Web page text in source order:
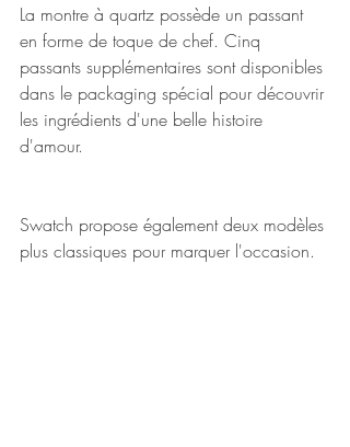
La montre à quartz possède un passant
en forme de toque de chef. Cinq
passants supplémentaires sont disponibles
dans le packaging spécial pour découvrir
les ingrédients d'une belle histoire
d'amour.
Swatch propose également deux modèles
plus classiques pour marquer l'occasion.